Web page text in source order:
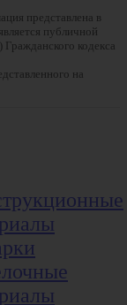
представлена в
публичной
кодекса
на